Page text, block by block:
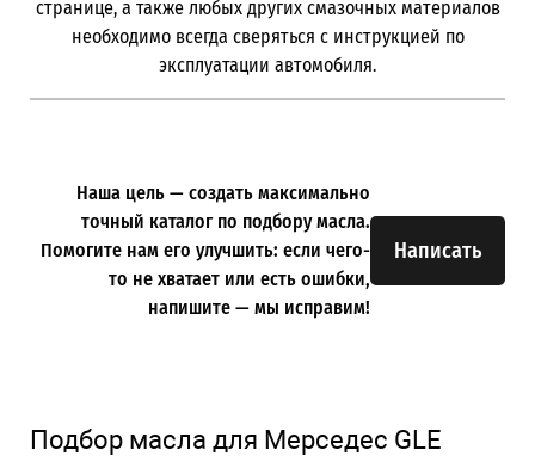
странице, а также любых других смазочных материалов
необходимо всегда сверяться с инструкцией по
эксплуатации автомобиля.
Написать
Наша цель — создать максимально
точный каталог по подбору масла.
Помогите нам его улучшить: если чего-
то не хватает или есть ошибки,
напишите — мы исправим!
Подбор масла для Мерседес GLE